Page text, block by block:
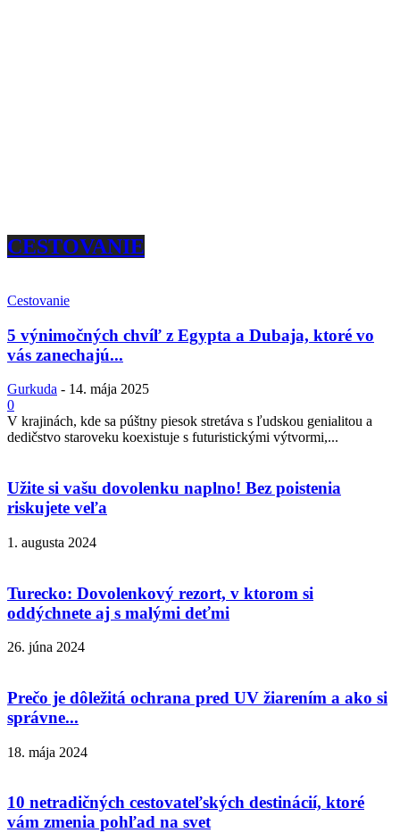
CESTOVANIE
Cestovanie
5 výnimočných chvíľ z Egypta a Dubaja, ktoré vo
vás zanechajú...
Gurkuda - 14. mája 2025
0
V krajinách, kde sa púštny piesok stretáva s ľudskou genialitou a
dedičstvo staroveku koexistuje s futuristickými výtvormi,...
Užite si vašu dovolenku naplno! Bez poistenia
riskujete veľa
1. augusta 2024
Turecko: Dovolenkový rezort, v ktorom si
oddýchnete aj s malými deťmi
26. júna 2024
Prečo je dôležitá ochrana pred UV žiarením a ako si
správne...
18. mája 2024
10 netradičných cestovateľských destinácií, ktoré
vám zmenia pohľad na svet